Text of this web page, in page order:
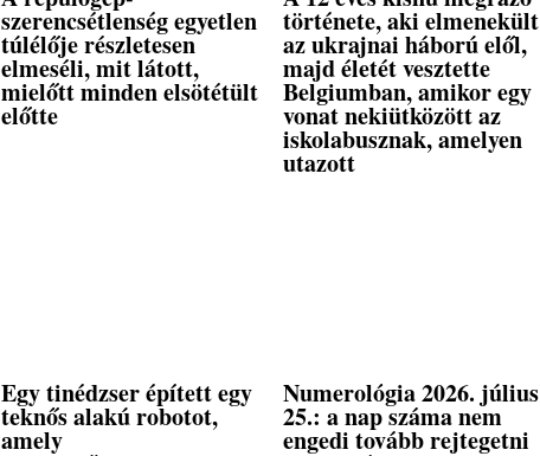
szerencsétlenség egyetlen
túlélője részletesen
elmeséli, mit látott,
mielőtt minden elsötétült
előtte
története, aki elmenekült
az ukrajnai háború elől,
majd életét vesztette
Belgiumban, amikor egy
vonat nekiütközött az
iskolabusznak, amelyen
utazott
Egy tinédzser épített egy
teknős alakú robotot,
amely
Numerológia 2026. július
25.: a nap száma nem
engedi tovább rejtegetni